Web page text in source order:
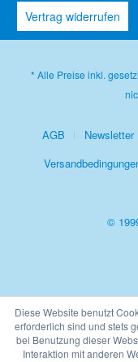
Vertrag widerrufen
* Alle Preise inkl.
AGB Newsletter
©
Diese Website benutzt
erforderlich sind und stets
bei Benutzung dieser
Interaktion mit anderen